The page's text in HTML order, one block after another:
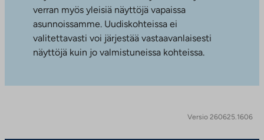
verran myös yleisiä näyttöjä vapaissa
asunnoissamme. Uudiskohteissa ei
valitettavasti voi järjestää vastaavanlaisesti
näyttöjä kuin jo valmistuneissa kohteissa.
Versio 260625.1606